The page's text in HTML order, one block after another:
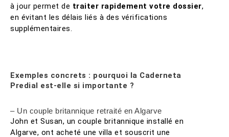
à jour permet de traiter rapidement votre dossier,
en évitant les délais liés à des vérifications
supplémentaires.
Exemples concrets : pourquoi la Caderneta
Predial est-elle si importante ?
– Un couple britannique retraité en Algarve
John et Susan, un couple britannique installé en
Algarve, ont acheté une villa et souscrit une